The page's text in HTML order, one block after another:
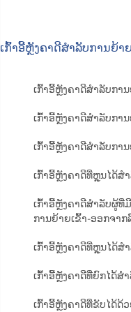
ເກົ້າອີ້ຫຼັງຄາດີສຳລັບການຍ້າ
ເກົ້າອີ້ຫຼັງຄາດີສຳລັບກາ
ເກົ້າອີ້ຫຼັງຄາດີສຳລັບກາ
ເກົ້າອີ້ຫຼັງຄາດີສຳລັບກາ
ເກົ້າອີ້ຫຼັງຄາດີທີ່ຫຼຸນໄດ້ສ
ເກົ້າອີ້ຫຼັງຄາດີສຳລັບຜູ້ທີ່
ການຍ້າຍເຂົ້າ-ອອກຈາກ
ເກົ້າອີ້ຫຼັງຄາດີທີ່ຫຼຸນໄດ້ສ
ເກົ້າອີ້ຫຼັງຄາດີທີ່ຍົກໄດ້ສ
ເກົ້າອີ້ຫຼັງຄາດີທີ່ຂັບໄດ້ດ້